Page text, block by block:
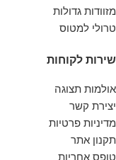
מזוודות גדולות
טרולי למטוס
שירות לקוחות
אולמות תצוגה
יצירת קשר
מדיניות פרטיות
תקנון אתר
טופס אחריות